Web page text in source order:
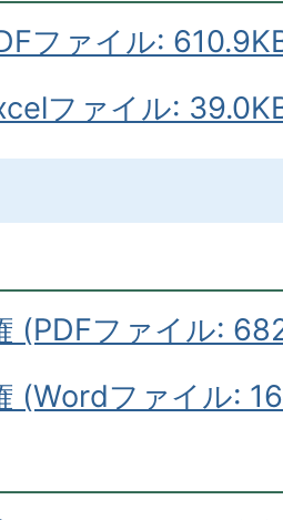
ファイル:
ファイル:
(PDFファイル:
(Wordファイル: